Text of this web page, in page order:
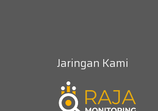
Jaringan Kami